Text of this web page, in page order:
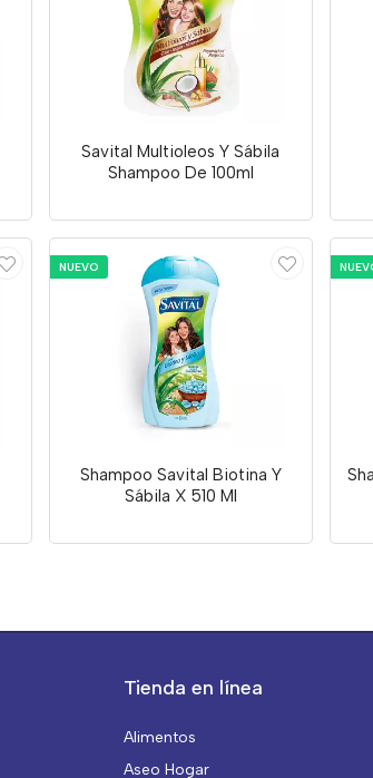
Savital Multioleos Y Sábila
Shampoo De 100ml
NUEVO
Shampoo Savital Biotina Y
Sábila X 510 Ml
Tienda en línea
Alimentos
Aseo Hogar